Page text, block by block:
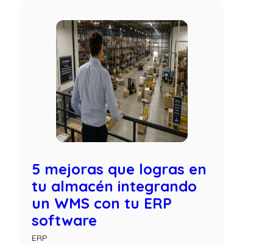
5 mejoras que logras en
tu almacén integrando
un WMS con tu ERP
software
ERP